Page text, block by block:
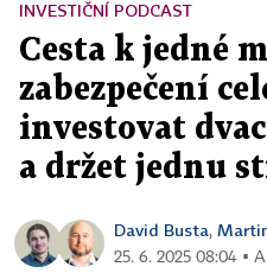
INVESTIČNÍ PODCAST
Cesta k jedné
zabezpečení
investovat
a držet jednu
David Busta,
25. 6. 2025 08:04 ▪